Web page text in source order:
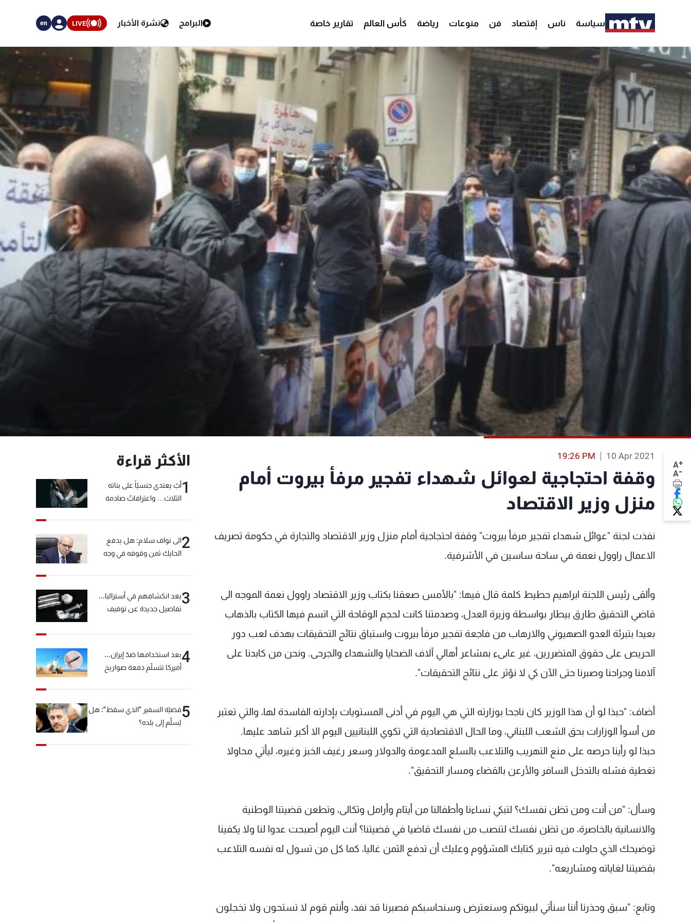
سياسة ناس إقتصاد فن منوعات رياضة كأس العالم تقارير خاصة البرامج نشرة الأخبار LIVE
en
A+
A-
10 Apr 2021
19:26 PM
وقفة احتجاجية لعوائل شهداء تفجير مرفأ بيروت أمام
منزل وزير الاقتصاد
نفذت لجنة "عوائل شهداء تفجير مرفأ بيروت" وقفة احتجاجية أمام منزل وزير الاقتصاد والتجارة في حكومة تصريف
الاعمال راوول نعمة في ساحة ساسين في الأشرفية.
وألقى رئيس اللجنة ابراهيم حطيط كلمة قال فيها: "بالأمس صعقنا بكتاب وزير الاقتصاد راوول نعمة الموجه الى
قاضي التحقيق طارق بيطار بواسطة وزيرة العدل، وصدمتنا كانت لحجم الوقاحة التي اتسم فيها الكتاب بالذهاب
بعيدا بتبرئة العدو الصهيوني والارهاب من فاجعة تفجير مرفأ بيروت واستباق نتائج التحقيقات بهدف لعب دور
الحريص على حقوق المتضررين، غير عابىء بمشاعر أهالي آلاف الضحايا والشهداء والجرحى. ونحن من كابدنا على
آلامنا وجراحنا وصبرنا حتى الآن كي لا نؤثر على نتائج التحقيقات".
أضاف: "حبذا لو أن هذا الوزير كان ناجحا بوزارته التي هي اليوم في أدنى المستويات بإدارته الفاسدة لها، والتي تعتبر
من أسوأ الوزارات بحق الشعب اللبناني، وما الحال الاقتصادية التي تكوي اللبنانيين اليوم الا أكبر شاهد عليها.
حبذا لو رأينا حرصه على منع التهريب والتلاعب بالسلع المدعومة والدولار وسعر رغيف الخبز وغيره، ليأتي محاولا
تغطية فشله بالتدخل السافر والأرعن بالقضاء ومسار التحقيق".
وسأل: "من أنت ومن تظن نفسك؟ لتبكي نساءنا وأطفالنا من أيتام وأرامل وثكالى، وتطعن قضيتنا الوطنية
والانسانية بالخاصرة، من تظن نفسك لتنصب من نفسك قاضيا في قضيتنا؟ أنت اليوم أصبحت عدوا لنا ولا يكفينا
توضيحك الذي حاولت فيه تبرير كتابك المشؤوم وعليك أن تدفع الثمن غاليا، كما كل من تسول له نفسه التلاعب
بقضيتنا لغاياته ومشاريعه".
وتابع: "سبق وحذرنا أننا سنأتي لبيوتكم وسنعترض وسنحاسبكم فصبرنا قد نفد، وأنتم قوم لا تستحون ولا تخجلون
الأكثر قراءة
1أبٌ يعتدي جنسيّاً على بناته
الثلاث… واعترافاتٌ صادمة
2الى نواف سلام: هل يدفع
الحايك ثمن وقوفه في وجه
3بعد انكشافهم في أستراليا...
تفاصيل جديدة عن توقيف
4بعد استخدامها ضدّ إيران...
أميركا تتسلّم دفعة صواريخ
5قضيّة السفير "الذي سقط": هل
يُسلَّم إلى بلده؟